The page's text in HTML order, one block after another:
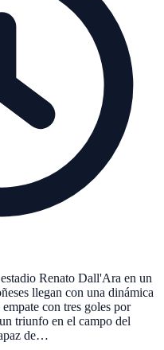
Renato Dall'Ara en un
llegan con una dinámica
con tres goles por
triunfo en el campo del
de…